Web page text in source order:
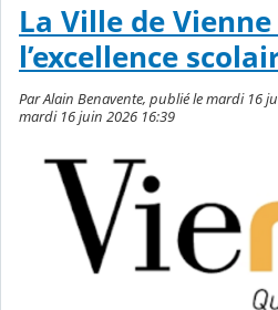
La Ville de
l’excellence
Par Alain Benavente, publié le mardi 16
mardi 16 juin 2026 16:39